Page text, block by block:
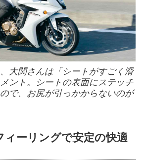
大関さんは「シートがすごく滑
ント。シートの表面にステッチ
で、お尻が引っかからないのが
ィーリングで安定の快適